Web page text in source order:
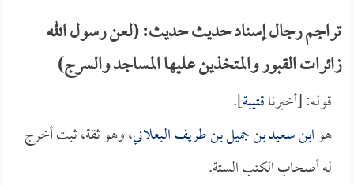
تراجم رجال إسناد حديث حديث: (لعن رسول الله
زائرات القبور والمتخذين عليها المساجد والسرج)
قوله: [أخبرناقتيبة].
هوابن سعيد بن جميل بن طريف البغلاني، وهو ثقة، ثبت أخرج
له أصحاب الكتب الستة.